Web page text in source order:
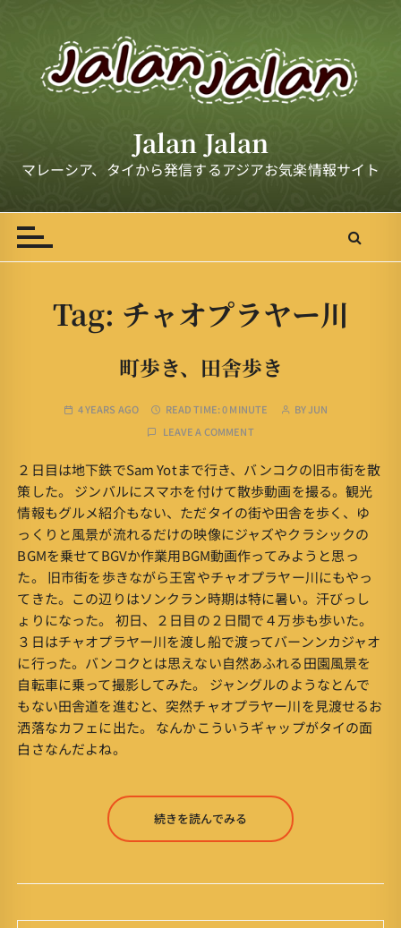
t
n
Jalan Jalan
マレーシア、タイから発信するアジアお気楽情報サイト
Tag: チャオプラヤー川
町歩き、田舎歩き
4 YEARS AGO READ TIME:0 MINUTE BYJUN
LEAVE A COMMENT
２日目は地下鉄でSam Yotまで行き、バンコクの旧市街を散
策した。 ジンバルにスマホを付けて散歩動画を撮る。観光
情報もグルメ紹介もない、ただタイの街や田舎を歩く、ゆ
っくりと風景が流れるだけの映像にジャズやクラシックの
BGMを乗せてBGVか作業用BGM動画作ってみようと思っ
た。 旧市街を歩きながら王宮やチャオプラヤー川にもやっ
てきた。この辺りはソンクラン時期は特に暑い。汗びっし
ょりになった。 初日、２日目の２日間で４万歩も歩いた。
３日はチャオプラヤー川を渡し船で渡ってバーンンカジャオ
に行った。バンコクとは思えない自然あふれる田園風景を
自転車に乗って撮影してみた。 ジャングルのようなとんで
もない田舎道を進むと、突然チャオプラヤー川を見渡せるお
洒落なカフェに出た。 なんかこういうギャップがタイの面
白さなんだよね。
続きを読んでみる